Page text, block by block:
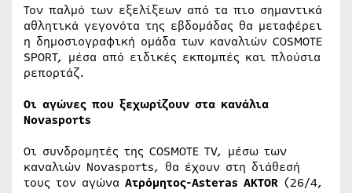
Τον παλμό των εξελίξεων από τα πιο σημαντικά
αθλητικά γεγονότα της εβδομάδας θα μεταφέρει
η δημοσιογραφική ομάδα των καναλιών COSMOTE
SPORT, μέσα από ειδικές εκπομπές και πλούσια
ρεπορτάζ.
Οι αγώνες που ξεχωρίζουν στα κανάλια
Novasports
Οι συνδρομητές της COSMOTE TV, μέσω των
καναλιών Novasports, θα έχουν στη διάθεσή
τους τον αγώνα Ατρόμητος-Asteras AKTOR (26/4,